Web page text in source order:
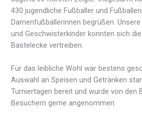
430 jugendliche Fußballer und
Damenfußballerinnen begrüßen.
und Geschwisterkinder konnten sich
Bastelecke vertreiben.
Für das leibliche Wohl war bestens
Auswahl an Speisen und Getränken
Turniertagen bereit und wurde von den
Besuchern gerne angenommen.